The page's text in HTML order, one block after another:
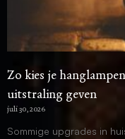
Zo kies je
uitstraling geven
juli 30, 2026
Sommige upgrades in